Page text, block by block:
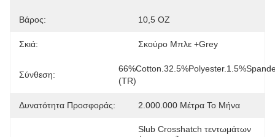
Βάρος: 10,5 OZ
Σκιά: Σκούρο Μπλε +grey
Σύνθεση:
(TR)
Δυνατότητα Προσφοράς: 2.000.000 Μέτρα Το Μήνα
Slub Crosshatch τεντωμάτων